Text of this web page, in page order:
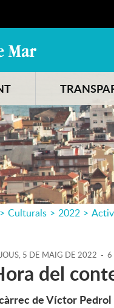
> Culturals > 2022 >
5 DE MAIG DE 2022 - 6
del
de Víctor